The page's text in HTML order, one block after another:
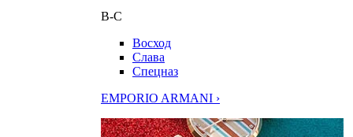
В-С
Восход
Слава
Спецназ
EMPORIO ARMANI ›